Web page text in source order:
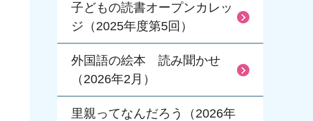
子どもの読書オープンカレッ
ジ（2025年度第5回）
外国語の絵本 読み聞かせ
（2026年2月）
里親ってなんだろう（2026年